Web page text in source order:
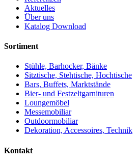
Aktuelles
Über uns
Katalog Download
Sortiment
Stühle, Barhocker, Bänke
Sitztische, Stehtische, Hochtische
Bars, Buffets, Marktstände
Bier- und Festzeltgarnituren
Loungemöbel
Messemobiliar
Outdoormobiliar
Dekoration, Accessoires, Technik
Kontakt